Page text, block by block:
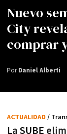
Nuevo
City
comprar
PorDaniel Alberti
La SUBE
ACTUALIDAD /